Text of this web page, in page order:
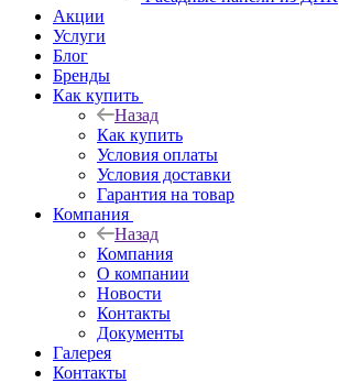
Акции
Услуги
Блог
Бренды
Как купить
Назад
Как купить
Условия оплаты
Условия доставки
Гарантия на товар
Компания
Назад
Компания
О компании
Новости
Контакты
Документы
Галерея
Контакты